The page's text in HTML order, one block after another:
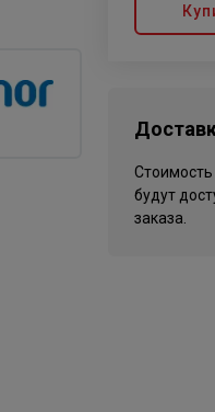
Стоимость
будут
заказа.